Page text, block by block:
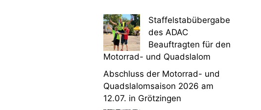
Staffelstabübergabe
des ADAC
Beauftragten für den
Motorrad- und Quadslalom
Abschluss der Motorrad- und
Quadslalomsaison 2026 am
12.07. in Grötzingen